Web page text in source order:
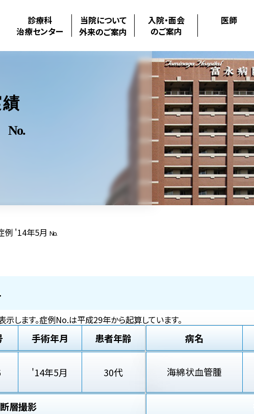
診療科
治療センター
当院について
外来のご案内
入院・面会
のご案内
医師
No.
例 '14年5月No.
します。症例No.は平成29年から起算しています。
手術年月 患者年齢
'14年5月 30代
病名
海綿状血管腫
断層撮影